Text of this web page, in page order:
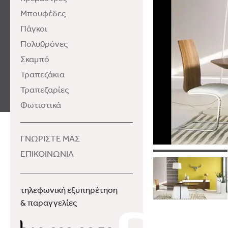
Μπουφέδες
Πάγκοι
Πολυθρόνες
Σκαμπό
Τραπεζάκια
Τραπεζαρίες
Φωτιστικά
ΓΝΩΡΙΣΤΕ ΜΑΣ
ΕΠΙΚΟΙΝΩΝΙΑ
τηλεφωνική εξυπηρέτηση
& παραγγελίες